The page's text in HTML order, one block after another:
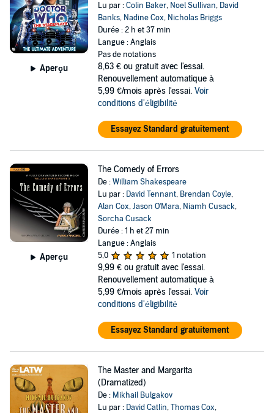
Aperçu
Lu par :Colin Baker, Noel Sullivan, David
Banks, Nadine Cox, Nicholas Briggs
Durée : 2 h et 37 min
Langue : Anglais
Pas de notations
8,63 € ou gratuit avec l'essai.
Renouvellement automatique à
5,99 €/mois après l'essai. Voir
conditions d'éligibilité
Essayez Standard gratuitement
Aperçu
The Comedy of Errors
De :William Shakespeare
Lu par : David Tennant, Brendan Coyle,
Alan Cox,Jason O'Mara, Niamh Cusack,
Sorcha Cusack
Durée : 1 h et 27 min
Langue : Anglais
5,0
1 notation
9,99 € ou gratuit avec l'essai.
Renouvellement automatique à
5,99 €/mois après l'essai. Voir
conditions d'éligibilité
Essayez Standard gratuitement
The Master and Margarita
(Dramatized)
De : Mikhail Bulgakov
Lu par : David Catlin,Thomas Cox,